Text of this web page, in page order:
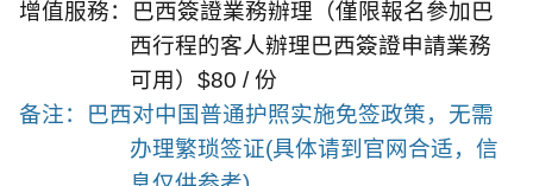
增值服務：巴西簽證業務辦理（僅限報名參加巴
西行程的客人辦理巴西簽證申請業務
可用）$80 /份
备注：巴西对中国普通护照实施免签政策，无需
办理繁琐签证(具体请到官网合适，信